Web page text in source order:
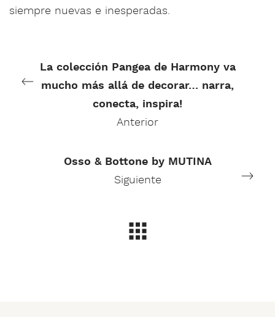
siempre nuevas e inesperadas.
La colección Pangea de Harmony va
mucho más allá de decorar… narra,
conecta, inspira!
Anterior
Osso & Bottone by MUTINA
Siguiente